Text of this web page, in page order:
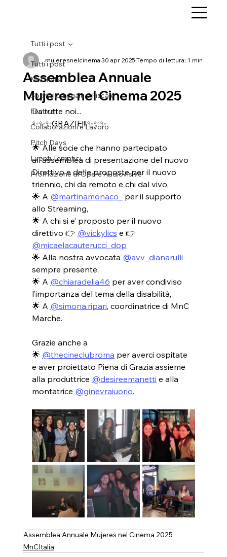
Tutti i post
MnCItalia
Sportello Legale e Fiscale
Festival
Collaborazioni e Lavoro
Pitch Days
Eventi Tematici
Promozione di Opere Audiovisive
Tutti i post
Assemblea Annuale
Mujeres nel Cinema 2025
mujeresnelcinema30 apr 2025Tempo di lettura: 1 min
Da tutte noi...
✨✨✨GRAZIE!!!✨✨✨
🌟 Alle socie che hanno partecipato
all'assemblea di presentazione del nuovo
Direttivo e delle proposte per il nuovo
triennio, chi da remoto e chi dal vivo,
🌟 A @martinamonaco_
per il supporto
allo Streaming,
🌟 A chi si e’ proposto per il nuovo
direttivo 👉 @vickylics e 👉
@micaelacauterucci_dop
🌟 Alla nostra avvocata @avv_dianarulli
sempre presente,
🌟 A @chiaradelia46 per aver condiviso
l’importanza del tema della disabilità,
🌟 A @simona.ripari, coordinatrice di MnC
Marche.
Grazie anche a
🌟 @thecineclubroma per averci ospitate
e aver proiettato Piena di Grazia assieme
alla produttrice @desireemanetti e alla
montatrice @ginevraiuorio.
Assemblea Annuale Mujeres nel Cinema 2025
MnCItalia